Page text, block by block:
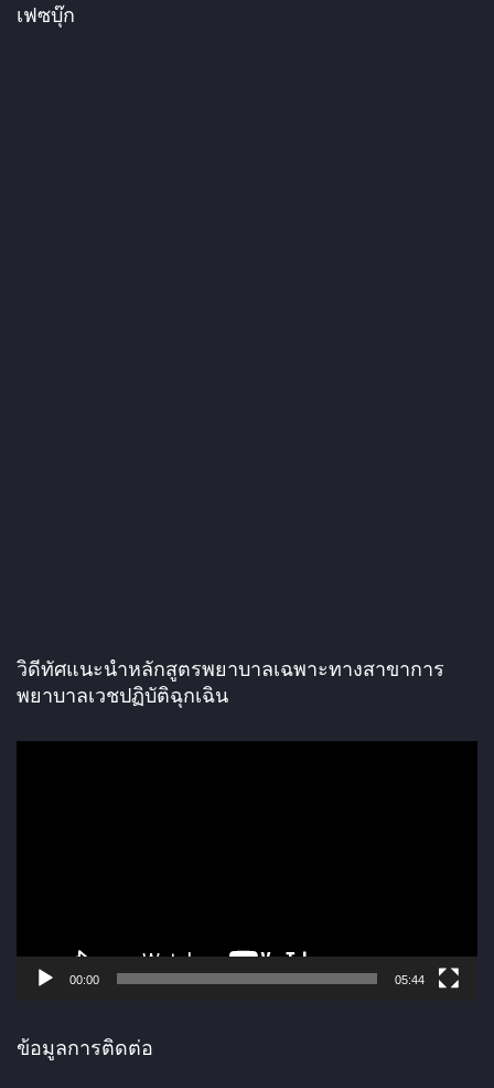
เฟซบุ๊ก
วิดีทัศแนะนำหลักสูตรพยาบาลเฉพาะทางสาขาการ
พยาบาลเวชปฏิบัติฉุกเฉิน
ดี
00:00 05:44
ข้อมูลการติดต่อ